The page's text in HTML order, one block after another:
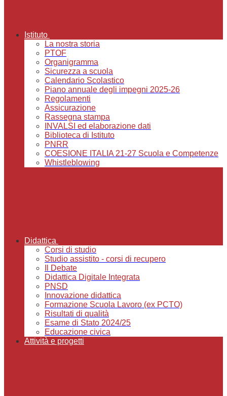
Istituto
La nostra storia
PTOF
Organigramma
Sicurezza a scuola
Calendario Scolastico
Piano annuale degli impegni 2025-26
Regolamenti
Assicurazione
Rassegna stampa
INVALSI ed elaborazione dati
Biblioteca di Istituto
PNRR
COESIONE ITALIA 21-27 Scuola e Competenze
Whistleblowing
Didattica
Corsi di studio
Studio assistito - corsi di recupero
Il Debate
Didattica Digitale Integrata
PNSD
Innovazione didattica
Formazione Scuola Lavoro (ex PCTO)
Risultati di qualità
Esame di Stato 2024/25
Educazione civica
Attività e progetti